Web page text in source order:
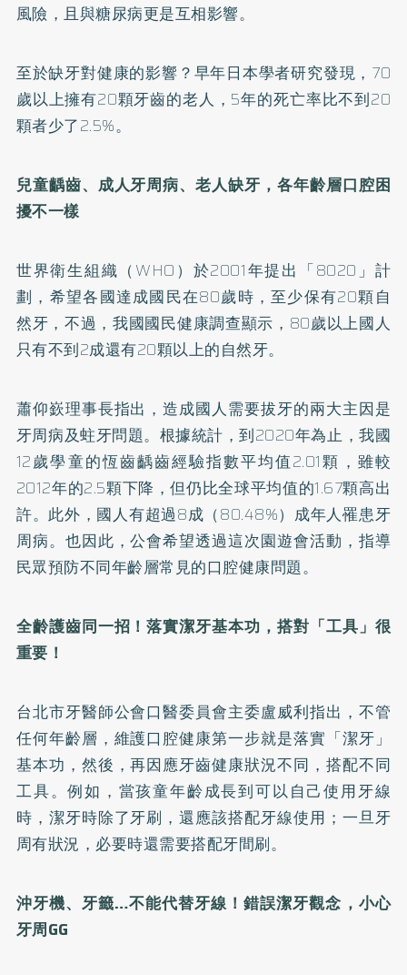
風險，且與糖尿病更是互相影響。
至於缺牙對健康的影響？早年日本學者研究發現，70
歲以上擁有20顆牙齒的老人，5年的死亡率比不到20
顆者少了2.5%。
兒童齲齒、成人牙周病、老人缺牙，各年齡層口腔困
擾不一樣
世界衛生組織（WHO）於2001年提出「8020」計
劃，希望各國達成國民在80歲時，至少保有20顆自
然牙，不過，我國國民健康調查顯示，80歲以上國人
只有不到2成還有20顆以上的自然牙。
蕭仰嶔理事長指出，造成國人需要拔牙的兩大主因是
牙周病及蛀牙問題。根據統計，到2020年為止，我國
12歲學童的恆齒齲齒經驗指數平均值2.01顆，雖較
2012年的2.5顆下降，但仍比全球平均值的1.67顆高出
許。此外，國人有超過8成（80.48%）成年人罹患牙
周病。也因此，公會希望透過這次園遊會活動，指導
民眾預防不同年齡層常見的口腔健康問題。
全齡護齒同一招！落實潔牙基本功，搭對「工具」很
重要！
台北市牙醫師公會口醫委員會主委盧威利指出，不管
任何年齡層，維護口腔健康第一步就是落實「潔牙」
基本功，然後，再因應牙齒健康狀況不同，搭配不同
工具。例如，當孩童年齡成長到可以自己使用牙線
時，潔牙時除了牙刷，還應該搭配牙線使用；一旦牙
周有狀況，必要時還需要搭配牙間刷。
沖牙機、牙籤…不能代替牙線！錯誤潔牙觀念，小心
牙周GG